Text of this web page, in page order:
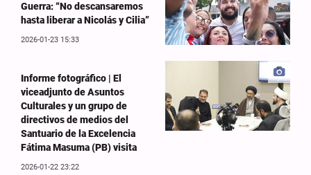
Guerra: “No descansaremos
hasta liberar a Nicolás y Cilia”
2026-01-23 15:33
Informe fotográfico | El
viceadjunto de Asuntos
Culturales y un grupo de
directivos de medios del
Santuario de la Excelencia
Fátima Masuma (PB) visita
2026-01-22 23:22